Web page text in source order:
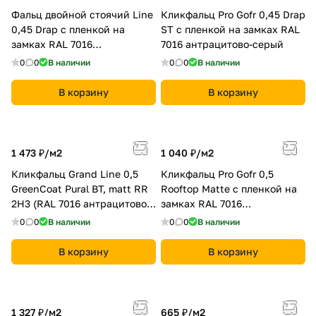
Фальц двойной стоячий Line
0,45 Drap с пленкой на
замках RAL 7016
антрацитово-серый
0 0 В наличии
В корзину
Кликфальц Pro Gofr 0,45 Drap
ST с пленкой на замках RAL
7016 антрацитово-серый
0 0 В наличии
В корзину
1 473 ₽/м2
Кликфальц Grand Line 0,5
GreenCoat Pural BT, matt RR
2Н3 (RAL 7016 антрацитово-
серый)
0 0 В наличии
В корзину
1 040 ₽/м2
Кликфальц Pro Gofr 0,5
Rooftop Matte с пленкой на
замках RAL 7016
антрацитово-серый
0 0 В наличии
В корзину
1 327 ₽/м2
665 ₽/м2